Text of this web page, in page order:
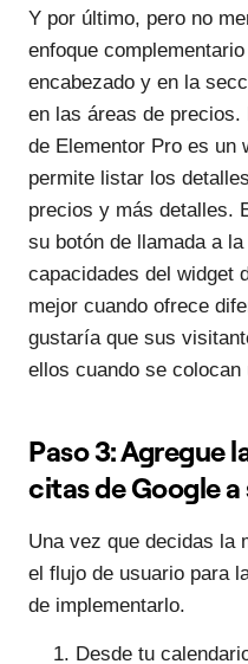
Y por último, pero no
enfoque
encabezado y en la
en las áreas de
de Elementor Pro es un
permite listar los
precios y más detalles.
su botón de llamada a
capacidades del widget
mejor cuando ofrece
gustaría que sus
ellos cuando se colocan
Paso 3: Agregue
citas de Google
Una vez que decidas la
el flujo de usuario para
de implementarlo.
Desde tu